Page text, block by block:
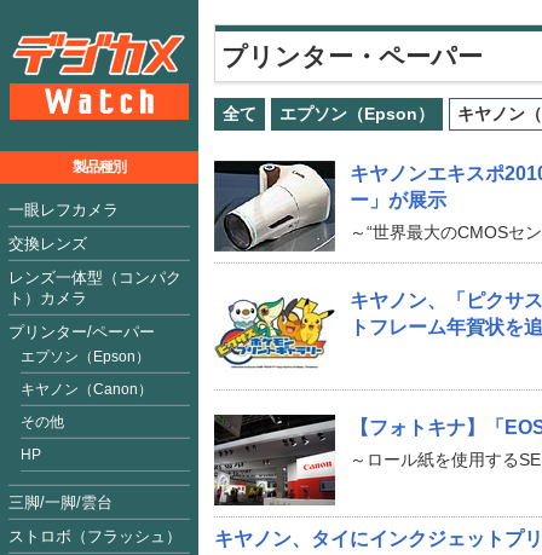
プリンター・ペーパー
全て エプソン（Epson） キヤノン
キヤノンエキスポ
ー」が展示
～“世界最大のCMOSセ
キヤノン、「ピクサ
トフレーム年賀状を
【フォトキナ】「
～ロール紙を使用する
キヤノン、タイにインクジェットプ
製品種別
一眼レフカメラ
交換レンズ
レンズ一体型（コンパク
ト）カメラ
プリンター/ペーパー
エプソン（Epson）
キヤノン（Canon）
その他
HP
三脚/一脚/雲台
ストロボ（フラッシュ）